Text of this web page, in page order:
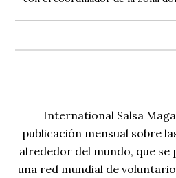
International Salsa
publicación mensual sobre
alrededor del mundo, que se
una red mundial de